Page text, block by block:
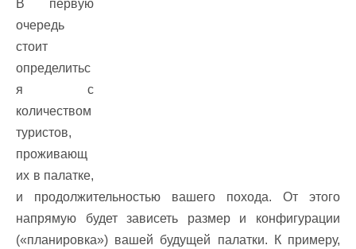
В первую
очередь
стоит
определитьс
я с
количеством
туристов,
проживающ
их в палатке,
и продолжительностью вашего похода. От этого
напрямую будет зависеть размер и конфигурации
(«планировка») вашей будущей палатки. К примеру,